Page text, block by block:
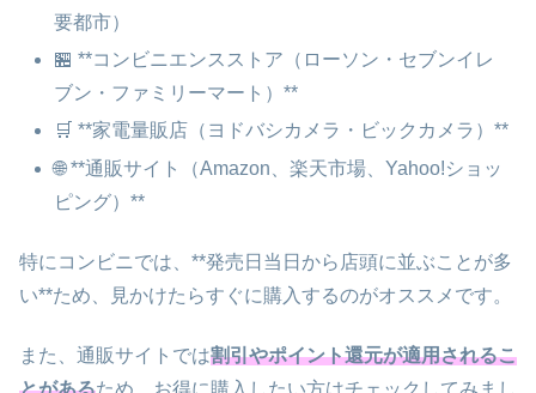
要都市）
🏪 **コンビニエンスストア（ローソン・セブンイレ
ブン・ファミリーマート）**
🛒 **家電量販店（ヨドバシカメラ・ビックカメラ）**
🌐 **通販サイト（Amazon、楽天市場、Yahoo!ショッ
ピング）**
特にコンビニでは、**発売日当日から店頭に並ぶことが多
い**ため、見かけたらすぐに購入するのがオススメです。
また、通販サイトでは割引やポイント還元が適用されるこ